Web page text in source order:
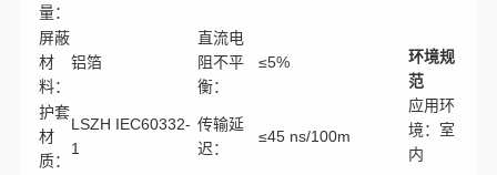
量：
屏蔽
材
料：
铝箔
直流电
阻不平
衡：
≤5%
护套
材
质：
LSZH IEC60332-
1
传输延
迟：
≤45 ns/100m
环境规
范
应用环
境：室
内